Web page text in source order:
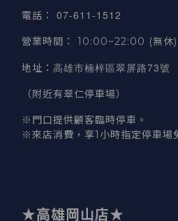
電話 ： 07-611-1512
營業時間 ： 10:00~22:00 (無休)
地址 ： 高雄市楠梓區翠屏路73號
（附近有翠仁停車場）
※門口提供顧客臨時停車。
※來店消費，享1小時指定停車場
★高雄岡山店★